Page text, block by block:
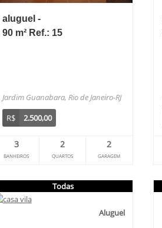
aluguel -
90 m² Ref.: 15
Jardim Guanabara, Rio de Janeiro-RJ
R$
2.500,00
3
BANHEIROS
2
QUARTOS
2
GARAGEM
Todas
Aluguel